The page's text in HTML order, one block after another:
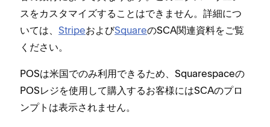
スをカスタマイズすることはできません⁠。詳細につ
いては⁠、 StripeおよびSquareのSCA関連資料をご覧
ください⁠。
POSは米国でのみ利用できるため⁠、Squarespaceの
POSレジを使用して購入するお客様にはSCAのプロ
ンプトは表示されません⁠。